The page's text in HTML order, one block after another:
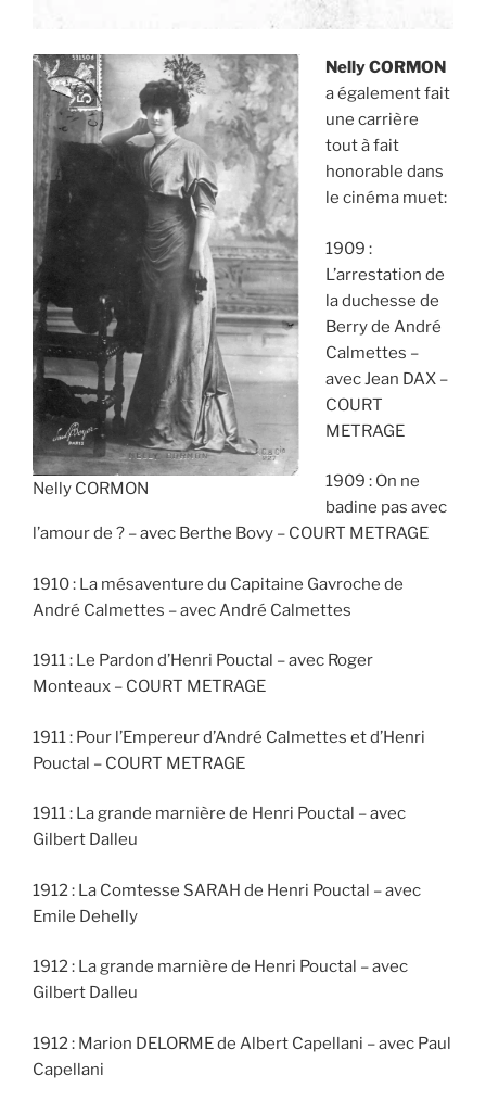
Nelly CORMON
Nelly CORMON
a également fait
une carrière
tout à fait
honorable dans
le cinéma muet:
1909 :
L’arrestation de
la duchesse de
Berry de André
Calmettes –
avec Jean DAX –
COURT
METRAGE
1909 : On ne
badine pas avec
l’amour de ? – avec Berthe Bovy – COURT METRAGE
1910 : La mésaventure du Capitaine Gavroche de
André Calmettes – avec André Calmettes
1911 : Le Pardon d’Henri Pouctal – avec Roger
Monteaux – COURT METRAGE
1911 : Pour l’Empereur d’André Calmettes et d’Henri
Pouctal – COURT METRAGE
1911 : La grande marnière de Henri Pouctal – avec
Gilbert Dalleu
1912 : La Comtesse SARAH de Henri Pouctal – avec
Emile Dehelly
1912 : La grande marnière de Henri Pouctal – avec
Gilbert Dalleu
1912 : Marion DELORME de Albert Capellani – avec Paul
Capellani